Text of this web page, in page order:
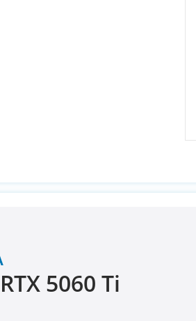
5060 Ti